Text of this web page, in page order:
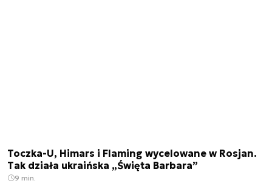
Toczka-U, Himars i Flaming wycelowane w Rosjan.
Tak działa ukraińska „Święta Barbara”
9 min.